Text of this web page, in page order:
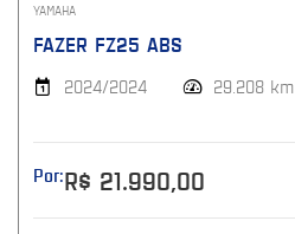
YAMAHA
FAZER FZ25 ABS
2024/2024 29.208 km
Por:R$ 21.990,00